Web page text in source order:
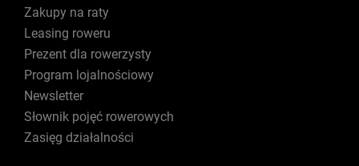
Zakupy na raty
Leasing roweru
Prezent dla rowerzysty
Program lojalnościowy
Newsletter
Słownik pojęć rowerowych
Zasięg działalności